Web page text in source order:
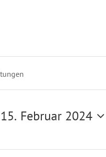
15. Februar 2024